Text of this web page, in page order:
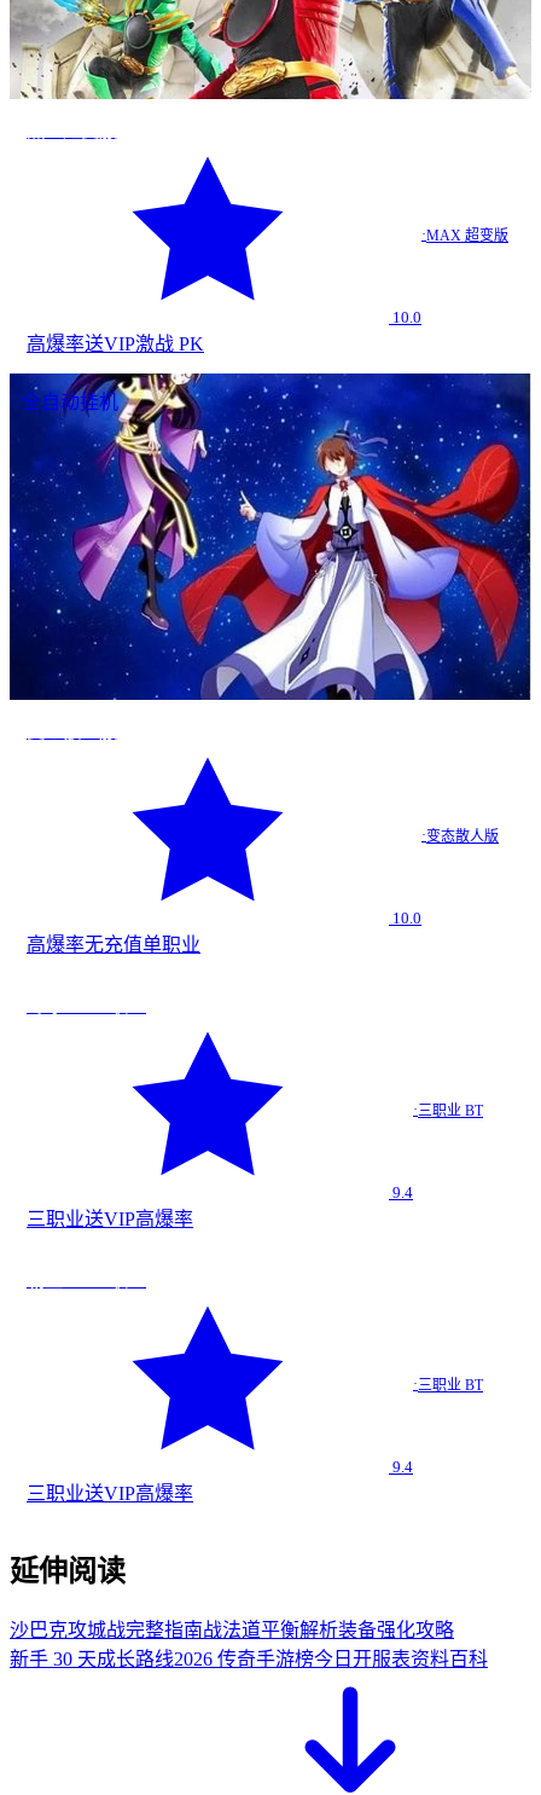
10.0
·MAX 超变版
高爆率送VIP激战 PK
全自动挂机
10.0
·变态散人版
高爆率无充值单职业
9.4
·三职业 BT
三职业送VIP高爆率
9.4
·三职业 BT
三职业送VIP高爆率
延伸阅读
沙巴克攻城战完整指南战法道平衡解析装备强化攻略
新手 30 天成长路线2026 传奇手游榜今日开服表资料百科